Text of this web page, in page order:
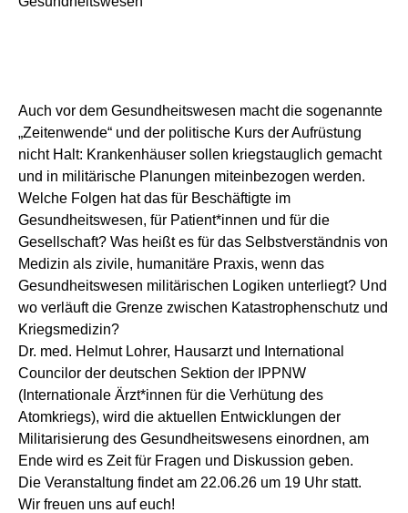
Auch vor dem Gesundheitswesen macht die sogenannte
„Zeitenwende“ und der politische Kurs der Aufrüstung
nicht Halt: Krankenhäuser sollen kriegstauglich gemacht
und in militärische Planungen miteinbezogen werden.
Welche Folgen hat das für Beschäftigte im
Gesundheitswesen, für Patient*innen und für die
Gesellschaft? Was heißt es für das Selbstverständnis von
Medizin als zivile, humanitäre Praxis, wenn das
Gesundheitswesen militärischen Logiken unterliegt? Und
wo verläuft die Grenze zwischen Katastrophenschutz und
Kriegsmedizin?
Dr. med. Helmut Lohrer, Hausarzt und International
Councilor der deutschen Sektion der IPPNW
(Internationale Ärzt*innen für die Verhütung des
Atomkriegs), wird die aktuellen Entwicklungen der
Militarisierung des Gesundheitswesens einordnen, am
Ende wird es Zeit für Fragen und Diskussion geben.
Die Veranstaltung findet am 22.06.26 um 19 Uhr statt.
Wir freuen uns auf euch!